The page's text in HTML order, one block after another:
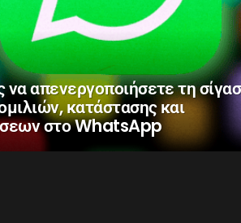
απενεργοποιήσετε τη
κατάστασης και
στο WhatsApp